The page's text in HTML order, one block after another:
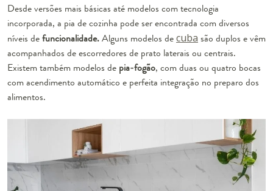
Desde versões mais básicas até modelos com tecnologia
incorporada, a pia de cozinha pode ser encontrada com diversos
níveis defuncionalidade.Alguns modelos decuba são duplos e vêm
acompanhados de escorredores de prato laterais ou centrais.
Existem também modelos de pia-fogão, com duas ou quatro bocas
com acendimento automático e perfeita integração no preparo dos
alimentos.